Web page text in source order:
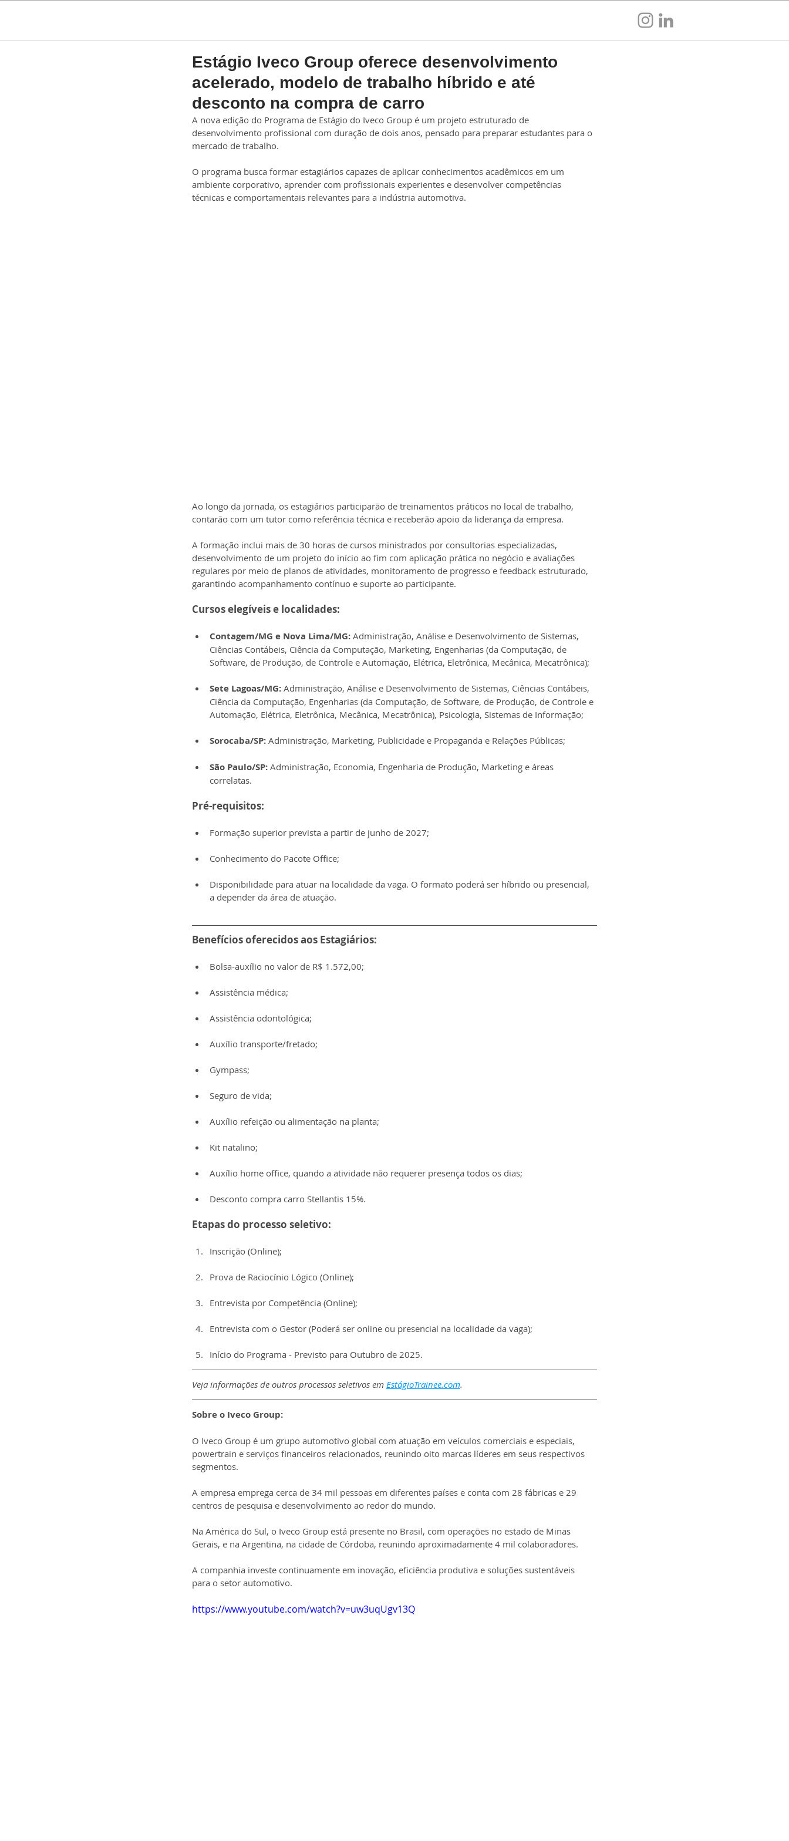
Estágio Iveco Group oferece desenvolvimento
acelerado, modelo de trabalho híbrido e até
desconto na compra de carro
A nova edição do Programa de Estágio do Iveco Group é um projeto estruturado de
desenvolvimento profissional com duração de dois anos, pensado para preparar estudantes para o
mercado de trabalho.
O programa busca formar estagiários capazes de aplicar conhecimentos acadêmicos em um
ambiente corporativo, aprender com profissionais experientes e desenvolver competências
técnicas e comportamentais relevantes para a indústria automotiva.
Ao longo da jornada, os estagiários participarão de treinamentos práticos no local de trabalho,
contarão com um tutor como referência técnica e receberão apoio da liderança da empresa.
A formação inclui mais de 30 horas de cursos ministrados por consultorias especializadas,
desenvolvimento de um projeto do início ao fim com aplicação prática no negócio e avaliações
regulares por meio de planos de atividades, monitoramento de progresso e feedback estruturado,
garantindo acompanhamento contínuo e suporte ao participante.
Cursos elegíveis e localidades:
Contagem/MG e Nova Lima/MG: Administração, Análise e Desenvolvimento de Sistemas,
Ciências Contábeis, Ciência da Computação, Marketing, Engenharias (da Computação, de
Software, de Produção, de Controle e Automação, Elétrica, Eletrônica, Mecânica, Mecatrônica);
Sete Lagoas/MG: Administração, Análise e Desenvolvimento de Sistemas, Ciências Contábeis,
Ciência da Computação, Engenharias (da Computação, de Software, de Produção, de Controle e
Automação, Elétrica, Eletrônica, Mecânica, Mecatrônica), Psicologia, Sistemas de Informação;
Sorocaba/SP: Administração, Marketing, Publicidade e Propaganda e Relações Públicas;
São Paulo/SP: Administração, Economia, Engenharia de Produção, Marketing e áreas
correlatas.
Pré-requisitos:
Formação superior prevista a partir de junho de 2027;
Conhecimento do Pacote Office;
Disponibilidade para atuar na localidade da vaga. O formato poderá ser híbrido ou presencial,
a depender da área de atuação.
Benefícios oferecidos aos Estagiários:
Bolsa-auxílio no valor de R$ 1.572,00;
Assistência médica;
Assistência odontológica;
Auxílio transporte/fretado;
Gympass;
Seguro de vida;
Auxílio refeição ou alimentação na planta;
Kit natalino;
Auxílio home office, quando a atividade não requerer presença todos os dias;
Desconto compra carro Stellantis 15%.
Etapas do processo seletivo:
Inscrição (Online);
Prova de Raciocínio Lógico (Online);
Entrevista por Competência (Online);
Entrevista com o Gestor (Poderá ser online ou presencial na localidade da vaga);
Início do Programa - Previsto para Outubro de 2025.
Veja informações de outros processos seletivos em EstágioTrainee.com.
Sobre o Iveco Group:
O Iveco Group é um grupo automotivo global com atuação em veículos comerciais e especiais,
powertrain e serviços financeiros relacionados, reunindo oito marcas líderes em seus respectivos
segmentos.
A empresa emprega cerca de 34 mil pessoas em diferentes países e conta com 28 fábricas e 29
centros de pesquisa e desenvolvimento ao redor do mundo.
Na América do Sul, o Iveco Group está presente no Brasil, com operações no estado de Minas
Gerais, e na Argentina, na cidade de Córdoba, reunindo aproximadamente 4 mil colaboradores.
A companhia investe continuamente em inovação, eficiência produtiva e soluções sustentáveis
para o setor automotivo.
https://www.youtube.com/watch?v=uw3uqUgv13Q